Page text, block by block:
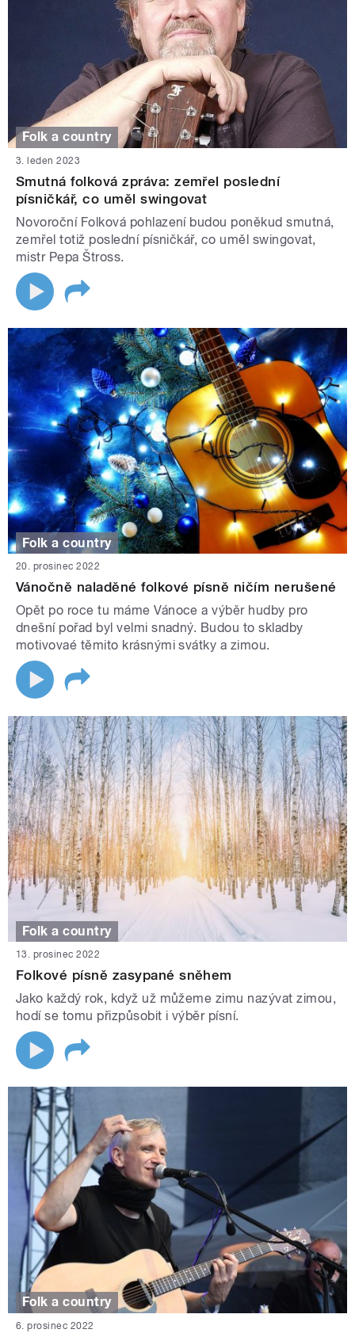
Folk a country
3. leden 2023
Smutná folková zpráva: zemřel poslední
písničkář, co uměl swingovat
Novoroční Folková pohlazení budou poněkud smutná,
zemřel totiž poslední písničkář, co uměl swingovat,
mistr Pepa Štross.
Folk a country
20. prosinec 2022
Vánočně naladěné folkové písně ničím nerušené
Opět po roce tu máme Vánoce a výběr hudby pro
dnešní pořad byl velmi snadný. Budou to skladby
motivovaé těmito krásnými svátky a zimou.
Folk a country
13. prosinec 2022
Folkové písně zasypané sněhem
Jako každý rok, když už můžeme zimu nazývat zimou,
hodí se tomu přizpůsobit i výběr písní.
Folk a country
6. prosinec 2022